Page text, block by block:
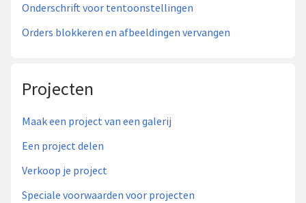
Onderschrift voor tentoonstellingen
Orders blokkeren en afbeeldingen vervangen
Projecten
Maak een project van een galerij
Een project delen
Verkoop je project
Speciale voorwaarden voor projecten